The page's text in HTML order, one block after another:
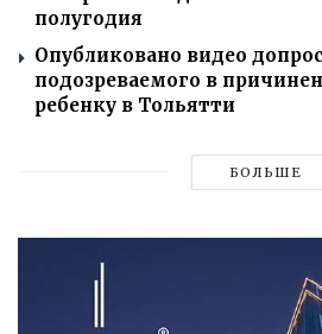
полугодия
Опубликовано видео
подозреваемого в
ребенку в Тольятти
БОЛЬШЕ